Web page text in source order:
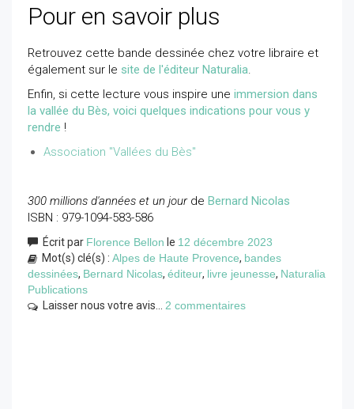
Pour en savoir plus
Retrouvez cette bande dessinée chez votre libraire et
également sur le site de l'éditeur Naturalia.
Enfin, si cette lecture vous inspire une immersion dans
la vallée du Bès, voici quelques indications pour vous y
rendre !
Association "Vallées du Bès"
300 millions d'années et un jourde Bernard Nicolas
ISBN : 979-1094-583-586
Écrit par Florence Bellon le 12 décembre 2023
Mot(s) clé(s) : Alpes de Haute Provence, bandes
dessinées, Bernard Nicolas, éditeur, livre jeunesse, Naturalia
Publications
Laisser nous votre avis... 2 commentaires